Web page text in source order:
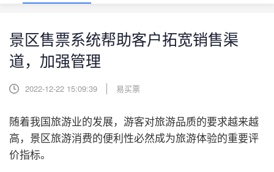
景区售票系统帮助客户拓宽销售渠
道，加强管理
2022-12-22 15:09:39 易买票
随着我国旅游业的发展，游客对旅游品质的要求越来越
高，景区旅游消费的便利性必然成为旅游体验的重要评
价指标。